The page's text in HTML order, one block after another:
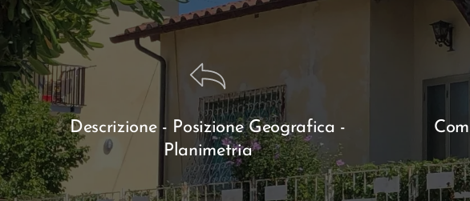
Descrizione - Posizione Geografica -
Planimetria